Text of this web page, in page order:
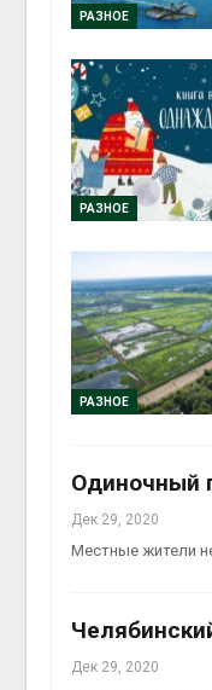
РАЗНОЕ
РАЗНОЕ
РАЗНОЕ
Одиночный
Дек 29, 2020
Местные жители
Дек 29, 2020